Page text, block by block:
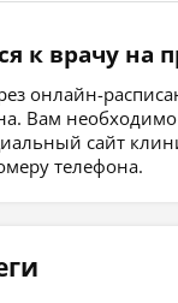
к врачу на
онлайн-
Вам необходимо
сайт
телефона.